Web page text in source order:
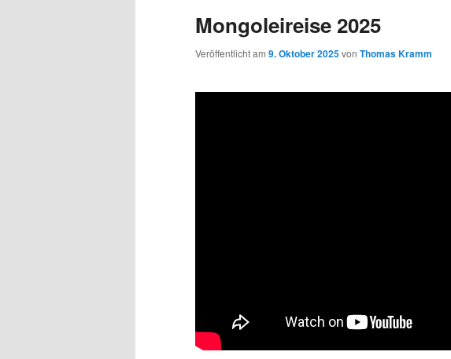
Mongoleireise 2025
Veröffentlicht am 9. Oktober 2025von Thomas Kramm